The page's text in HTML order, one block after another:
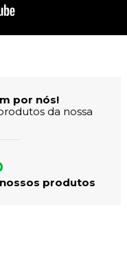
por nós!
da nossa
produtos